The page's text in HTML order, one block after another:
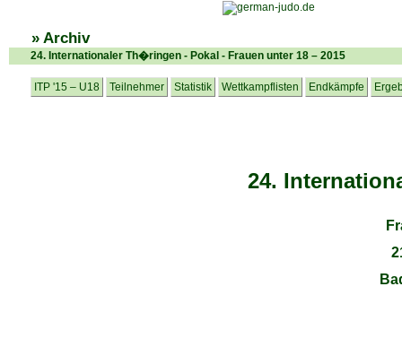
» Archiv
24. Internationaler Th�ringen - Pokal - Frauen unter 18 – 2015
ITP '15 – U18 Teilnehmer Statistik Wettkampflisten Endkämpfe
24.